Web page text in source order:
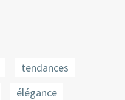
tendances
élégance